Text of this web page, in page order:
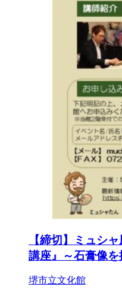
【締切】ミュシ
講座』～石膏像を
堺市立文化館